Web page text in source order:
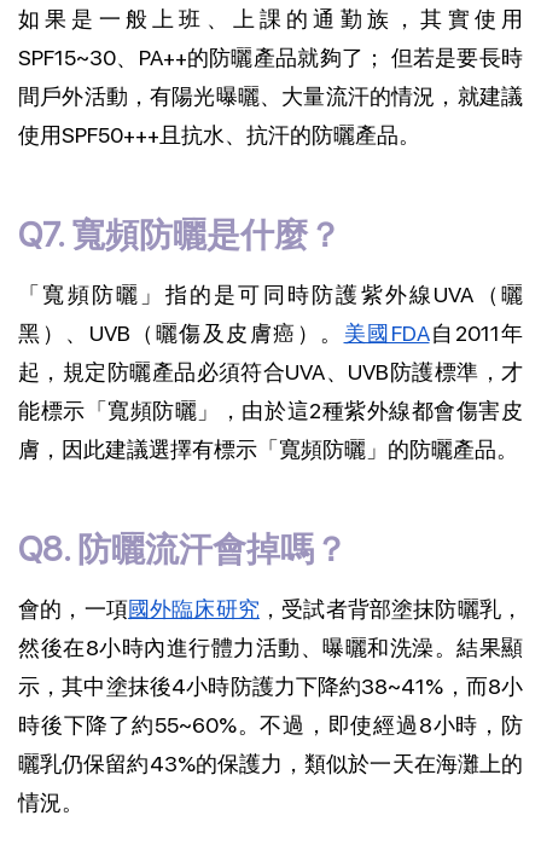
如果是一般上班、上課的通勤族，其實使用
SPF15~30、PA++的防曬產品就夠了； 但若是要長時
間戶外活動，有陽光曝曬、大量流汗的情況，就建議
使用SPF50+++且抗水、抗汗的防曬產品。
Q7. 寬頻防曬是什麼？
「寬頻防曬」指的是可同時防護紫外線UVA（曬
黑）、UVB（曬傷及皮膚癌）。 美國FDA自2011年
起，規定防曬產品必須符合UVA、UVB防護標準，才
能標示「寬頻防曬」，由於這2種紫外線都會傷害皮
膚，因此建議選擇有標示「寬頻防曬」的防曬產品。
Q8. 防曬流汗會掉嗎？
會的，一項國外臨床研究 ，受試者背部塗抹防曬乳，
然後在8小時內進行體力活動、曝曬和洗澡。結果顯
示，其中塗抹後4小時防護力下降約38~41%，而8小
時後下降了約55~60%。不過，即使經過8小時，防
曬乳仍保留約43%的保護力，類似於一天在海灘上的
情況。